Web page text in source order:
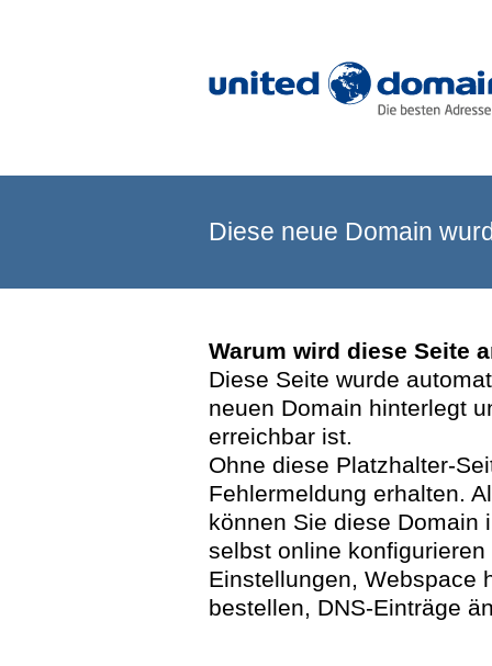
Diese neue Domain
Warum wird diese Seite
Diese Seite wurde
neuen Domain hinterlegt
erreichbar ist.
Ohne diese Platzhalter-
Fehlermeldung erhalten.
können Sie diese Domain
selbst online
Einstellungen, Webspace
bestellen, DNS-Einträge